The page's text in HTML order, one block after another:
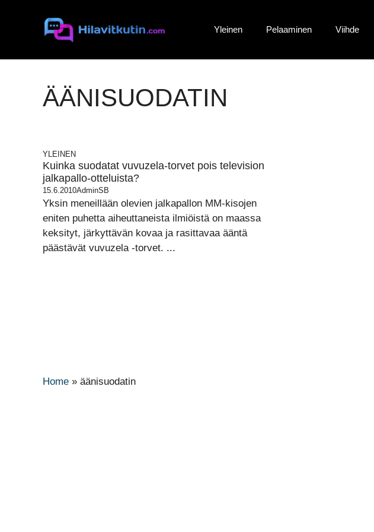
Yleinen Pelaaminen Viihde
ÄÄNISUODATIN
YLEINEN
Kuinka suodatat vuvuzela-torvet pois television
jalkapallo-otteluista?
15.6.2010AdminSB
Yksin meneillään olevien jalkapallon MM-kisojen
eniten puhetta aiheuttaneista ilmiöistä on maassa
keksityt, järkyttävän kovaa ja rasittavaa ääntä
päästävät vuvuzela -torvet. ...
Home » äänisuodatin